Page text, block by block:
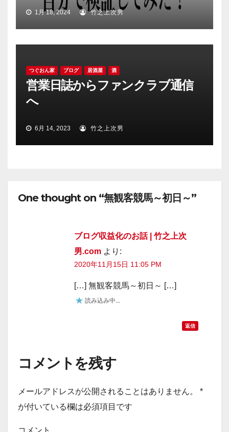
1月 18, 2024 竹之上次男
つぐおん家 ブログ 居酒屋 酒
営業日誌からファンクラブ通信
へ
6月 14, 2023 竹之上次男
One thought on “無観客競馬～初日～”
ブログ収益化のお話 | 竹之上次
男.com より:
2020年11月15日 11:05 PM
[…] 無観客競馬～初日～ […]
読み込み中...
返信
コメントを残す
メールアドレスが公開されることはありません。
*
が付いている欄は必須項目です
コメント